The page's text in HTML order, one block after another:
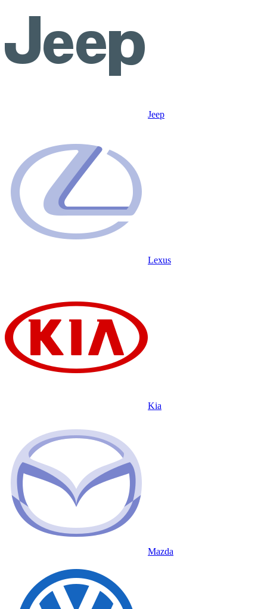
Jeep
Lexus
Kia
Mazda